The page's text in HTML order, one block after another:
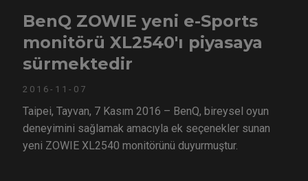
BenQ ZOWIE yeni e-Sports
monitörü XL2540'ı piyasaya
sürmektedir
2016-11-07
Taipei, Tayvan, 7 Kasım 2016 – BenQ, bireysel oyun
deneyimini sağlamak amacıyla ek seçenekler sunan
yeni ZOWIE XL2540 monitörünü duyurmuştur.